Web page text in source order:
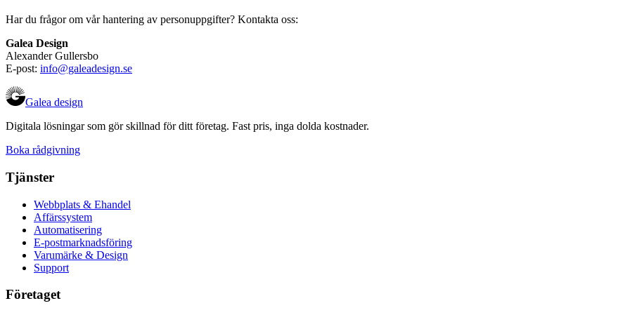
Har du frågor om vår hantering av personuppgifter? Kontakta oss:
Galea Design
Alexander Gullersbo
E-post: info@galeadesign.se
Galea design
Digitala lösningar som gör skillnad för ditt företag. Fast pris, inga dolda kostnader.
Boka rådgivning
Tjänster
Webbplats & Ehandel
Affärssystem
Automatisering
E-postmarknadsföring
Varumärke & Design
Support
Företaget